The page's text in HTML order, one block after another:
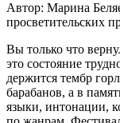
Автор: Марина
просветительских
Вы только что
это состояние
держится тембр
барабанов, а в
языки, интонации,